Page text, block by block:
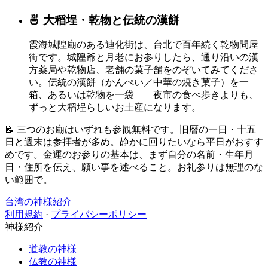
🍜 大稻埕・乾物と伝統の漢餅
霞海城隍廟のある迪化街は、台北で百年続く乾物問屋
街です。城隍爺と月老にお参りしたら、通り沿いの漢
方薬局や乾物店、老舗の菓子舗をのぞいてみてくださ
い。伝統の漢餅（かんぺい／中華の焼き菓子）を一
箱、あるいは乾物を一袋——夜市の食べ歩きよりも、
ずっと大稻埕らしいお土産になります。
📝 三つのお廟はいずれも参観無料です。旧暦の一日・十五
日と週末は参拝者が多め。静かに回りたいなら平日がおすす
めです。金運のお参りの基本は、まず自分の名前・生年月
日・住所を伝え、願い事を述べること。お礼参りは無理のな
い範囲で。
台湾の神様紹介
利用規約 · プライバシーポリシー
神様紹介
道教の神様
仏教の神様